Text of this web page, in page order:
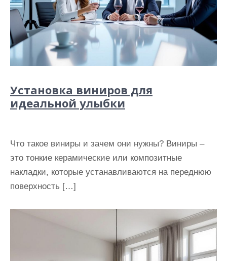
Установка виниров для
идеальной улыбки
Что такое виниры и зачем они нужны? Виниры –
это тонкие керамические или композитные
накладки, которые устанавливаются на переднюю
поверхность […]